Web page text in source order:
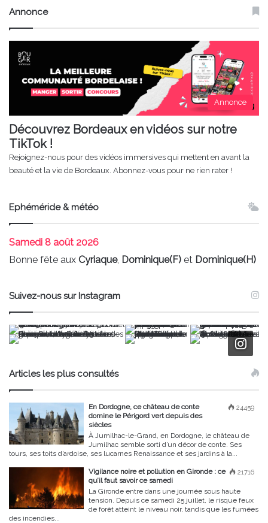
Annonce
Annonce
Découvrez Bordeaux en vidéos sur notre
TikTok !
Rejoignez-nous pour des vidéos immersives qui mettent en avant la
beauté et la vie de Bordeaux. Abonnez-vous pour ne rien rater !
Ephéméride & météo
Samedi 8 août 2026
Bonne fête aux Cyriaque, Dominique(F) et Dominique(H)
Suivez-nous sur Instagram
Articles les plus consultés
24459
En Dordogne, ce château de conte
domine le Périgord vert depuis des
siècles
À Jumilhac-le-Grand, en Dordogne, le château de
Jumilhac semble sorti d’un décor de conte. Ses
tours, ses toits d’ardoise, ses lucarnes Renaissance et ses jardins à la...
21716
Vigilance noire et pollution en Gironde : ce
qu’il faut savoir ce samedi
La Gironde entre dans une journée sous haute
tension. Depuis ce samedi 25 juillet, le risque feux
de forêt atteint le niveau noir, tandis que les fumées
des incendies...